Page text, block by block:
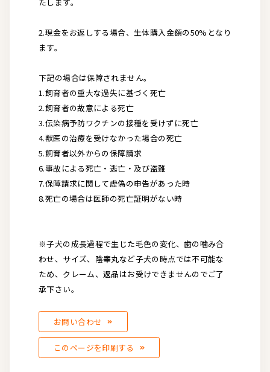
2.現金をお返しする場合、生体購入金額の50%となり
ます。
下記の場合は保障されません。
1.飼育者の重大な過失に基づく死亡
2.飼育者の故意による死亡
3.伝染病予防ワクチンの接種を受けずに死亡
4.獣医の治療を受けなかった場合の死亡
5.飼育者以外からの保障請求
6.事故による死亡・逃亡・及び盗難
7.保障請求に関して虚偽の申告があった時
8.死亡の場合は医師の死亡証明がない時
※子犬の成長過程で生じた毛色の変化、歯の噛み合
わせ、サイズ、陰睾丸など子犬の時点では不可能な
ため、クレーム、返品はお受けできませんのでご了
承下さい。
お問い合わせ
このページを印刷する